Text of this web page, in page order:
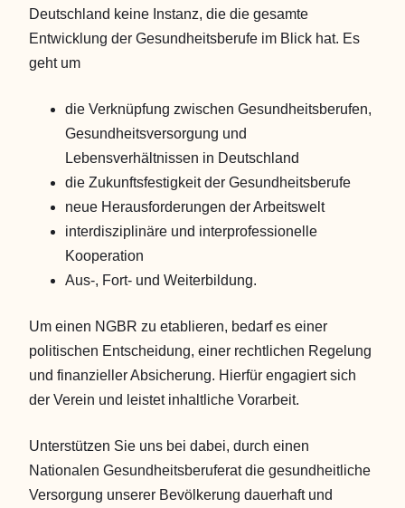
Deutschland keine Instanz, die die gesamte
Entwicklung der Gesundheitsberufe im Blick hat. Es
geht um
die Verknüpfung zwischen Gesundheitsberufen,
Gesundheitsversorgung und
Lebensverhältnissen in Deutschland
die Zukunftsfestigkeit der Gesundheitsberufe
neue Herausforderungen der Arbeitswelt
interdisziplinäre und interprofessionelle
Kooperation
Aus-, Fort- und Weiterbildung.
Um einen NGBR zu etablieren, bedarf es einer
politischen Entscheidung, einer rechtlichen Regelung
und finanzieller Absicherung. Hierfür engagiert sich
der Verein und leistet inhaltliche Vorarbeit.
Unterstützen Sie uns bei dabei, durch einen
Nationalen Gesundheitsberuferat die gesundheitliche
Versorgung unserer Bevölkerung dauerhaft und